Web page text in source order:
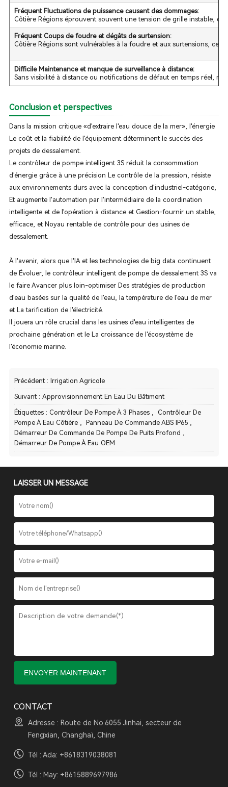
Fréquent Fluctuations de puissance causant des dommages:
Côtière Régions éprouvent souvent une tension de grille instable,
Fréquent Coups de foudre et dégâts de surtension:
Côtière Régions sont vulnérables à la foudre et aux surtensions, ce
Difficile Maintenance et manque de surveillance à distance:
Sans visibilité à distance ou notifications de défaut en temps réel,
Conclusion et perspectives
Dans la mission critique «d'extraire l'eau douce de la mer», l'énergie
Le coût et la fiabilité de l'équipement déterminent le succès des
projets de dessalement.
Le contrôleur de pompe intelligent 3S réduit la consommation
d'énergie grâce à une précision Le contrôle de la pression, résiste
aux environnements durs avec la conception d'industriel-catégorie,
Et augmente l'automation par l'intermédiaire de la coordination
intelligente et de l'opération à distance et Gestion-fournir un stable,
efficace, et Noyau rentable de contrôle pour des usines de
dessalement.
À l'avenir, alors que l'IA et les technologies de big data continuent
de Évoluer, le contrôleur intelligent de pompe de dessalement 3S va
le faire Avancer plus loin-optimiser Des stratégies de production
d'eau basées sur la qualité de l'eau, la température de l'eau de mer
et La tarification de l'électricité.
Il jouera un rôle crucial dans les usines d'eau intelligentes de
prochaine génération et le La croissance de l'écosystème de
l'économie marine.
Précédent : Irrigation Agricole
Suivant : Approvisionnement En Eau Du Bâtiment
Étiquettes : Contrôleur De Pompe À 3 Phases,
Contrôleur De
Pompe À Eau Côtière, Panneau De Commande ABS IP65,
Démarreur De Commande De Pompe De Puits Profond
Démarreur De Pompe À Eau OEM
LAISSER UN MESSAGE
CONTACT
Adresse : Route de No.6055 Jinhai, secteur de
Fengxian, Changhaï, Chine
Tél : Ada: +8618319038081
Tél : May: +8615889697986